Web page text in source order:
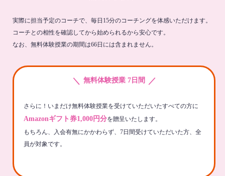
実際に担当予定のコーチで、毎日15分のコーチングを体感いただけます。
コーチとの相性を確認してから始められるから安心です。
なお、無料体験授業の期間は66日には含まれません。
＼ 無料体験授業 7日間 ／
さらに！いまだけ無料体験授業を受けていただいたすべての方に
Amazonギフト券1,000円分を贈呈いたします。
もちろん、入会有無にかかわらず、7日間受けていただいた方、全
員が対象です。